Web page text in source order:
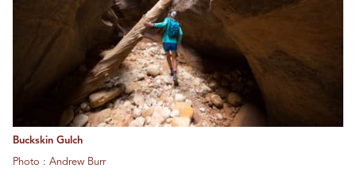
Buckskin Gulch
Photo : Andrew Burr